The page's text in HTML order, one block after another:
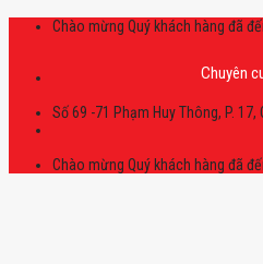
Skip
Chào mừng Quý khách hàng đã
Chuyên
Số 69 -71 Phạm Huy Thông, P. 17,
Chào mừng Quý khách hàng đã